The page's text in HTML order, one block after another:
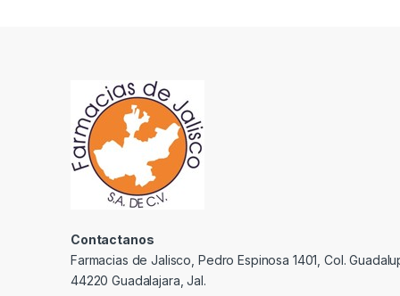
Contactanos
Farmacias de Jalisco, Pedro Espinosa 1401, Col.
44220 Guadalajara, Jal.